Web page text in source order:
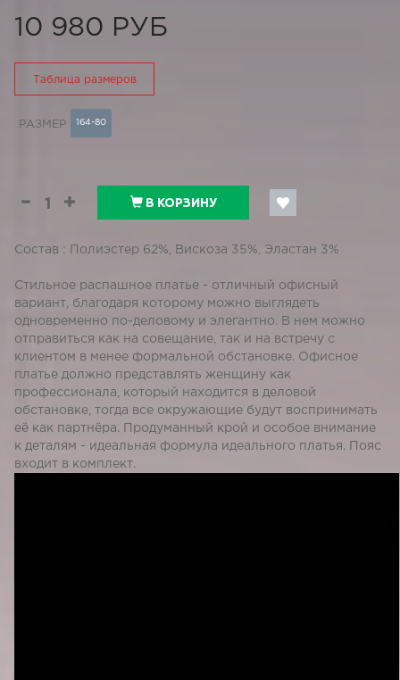
10 980 РУБ
Таблица размеров
РАЗМЕР 164-80
В КОРЗИНУ
Состав : Полиэстер 62%, Вискоза 35%, Эластан 3%
Стильное распашное платье - отличный офисный
вариант, благодаря которому можно выглядеть
одновременно по-деловому и элегантно. В нем можно
отправиться как на совещание, так и на встречу с
клиентом в менее формальной обстановке. Офисное
платье должно представлять женщину как
профессионала, который находится в деловой
обстановке, тогда все окружающие будут воспринимать
её как партнёра. Продуманный крой и особое внимание
к деталям - идеальная формула идеального платья. Пояс
входит в комплект.